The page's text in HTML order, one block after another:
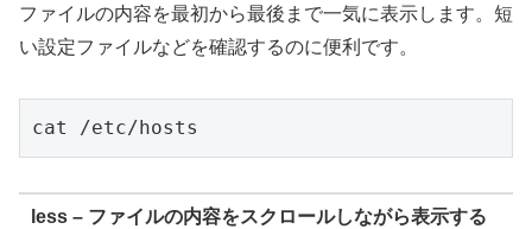
ファイルの内容を最初から最後まで一気に表示します。短
い設定ファイルなどを確認するのに便利です。
less – ファイルの内容をスクロールしながら表示する